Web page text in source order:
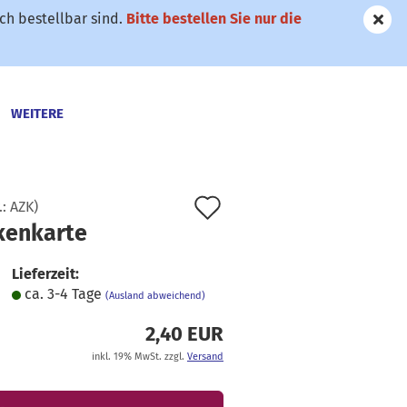
bestellbar sind. Bitte bestellen Sie nur die
WEITERE
AZK)
Lieferzeit:
ca. 3-4 Tage (Ausland abweichend)
2,40 EUR
inkl. 19% MwSt. zzgl. Versand